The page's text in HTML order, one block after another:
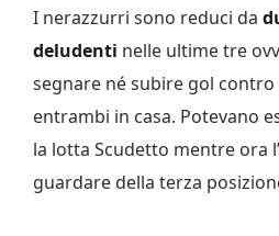
I nerazzurri sono reduci da
deludenti nelle ultime tre
segnare né subire gol contro
entrambi in casa. Potevano
la lotta Scudetto mentre ora
guardare della terza